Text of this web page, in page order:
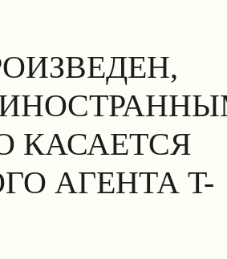
КАСАЕТСЯ
АГЕНТА T-